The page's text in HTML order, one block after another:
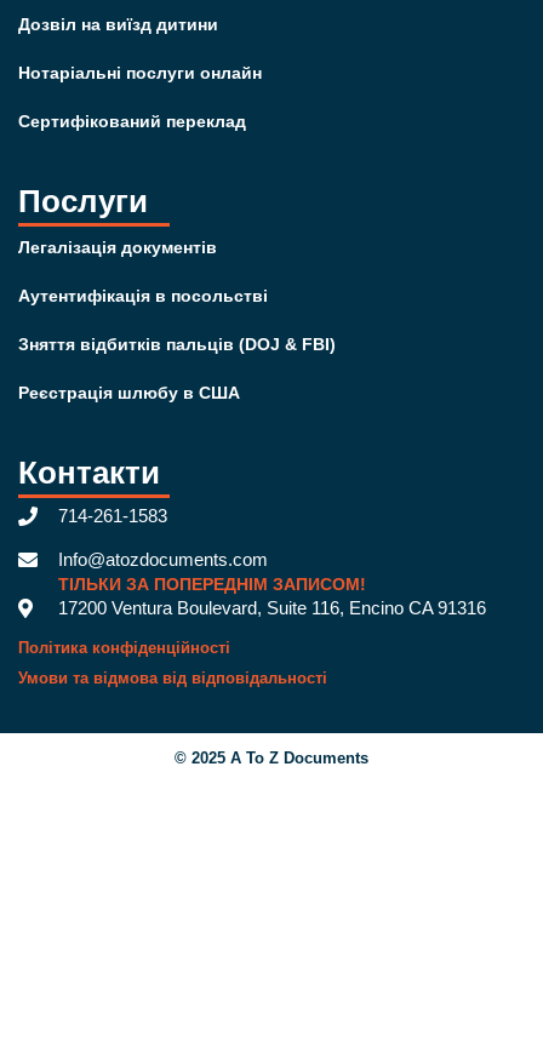
Дозвіл на виїзд дитини
Нотаріальні послуги онлайн
Сертифікований переклад
Послуги
Легалізація документів
Аутентифікація в посольстві
Зняття відбитків пальців (DOJ & FBI)
Реєстрація шлюбу в США
Контакти
714-261-1583
Info@atozdocuments.com
ТІЛЬКИ ЗА ПОПЕРЕДНІМ ЗАПИСОМ!
17200 Ventura Boulevard, Suite 116, Encino CA 91316
Політика конфіденційності
Умови та відмова від відповідальності
© 2025 A To Z Documents